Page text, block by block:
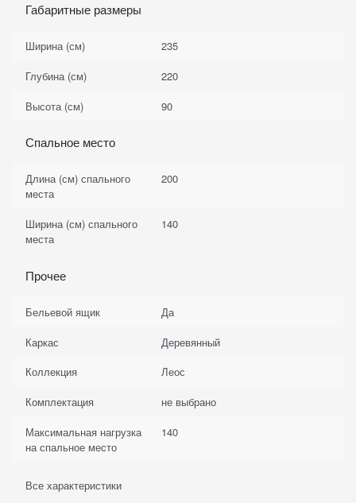
Габаритные размеры
Ширина (см)
235
Глубина (см)
220
Высота (см)
90
Спальное место
Длина (см) спального
места
200
Ширина (см) спального
места
140
Прочее
Бельевой ящик
Да
Каркас
Деревянный
Коллекция
Леос
Комплектация
не выбрано
Максимальная нагрузка
на спальное место
140
Все характеристики